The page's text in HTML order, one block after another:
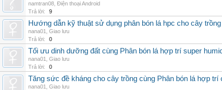
namtran08 Điện thoại Android
Trả lời:
9
Hướng dẫn kỹ thuật sử dụng phân bón lá hpc cho cây trồng
nana01
Giao lưu
Trả lời:
0
Tối ưu dinh dưỡng đất cùng Phân bón lá hợp trí super
nana01
Giao lưu
Trả lời:
0
Tăng sức đề kháng cho cây trồng cùng Phân bón lá hợp trí
nana01
Giao lưu